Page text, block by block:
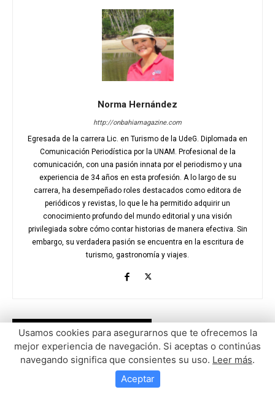
Usamos cookies para asegurarnos que te ofrecemos la
mejor experiencia de navegación. Si aceptas o continúas
navegando significa que consientes su uso. Leer más.
Aceptar